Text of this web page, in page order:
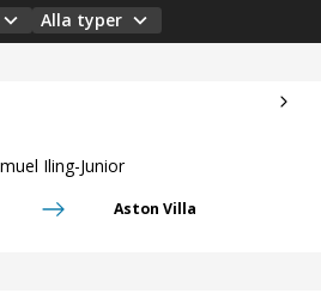
Alla typer
Iling-Junior
Aston Villa